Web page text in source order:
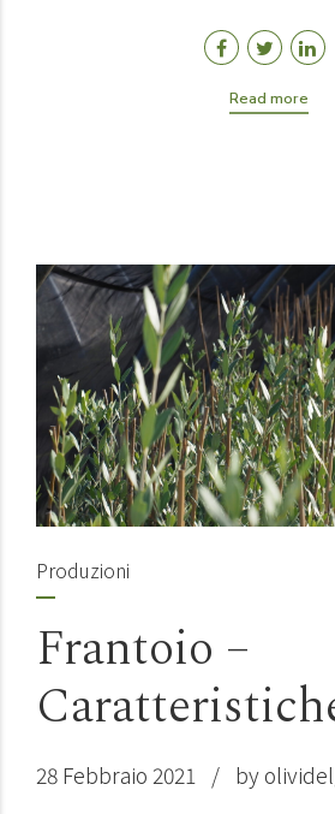
Read more
Produzioni
Frantoio –
28 Febbraio 2021 by